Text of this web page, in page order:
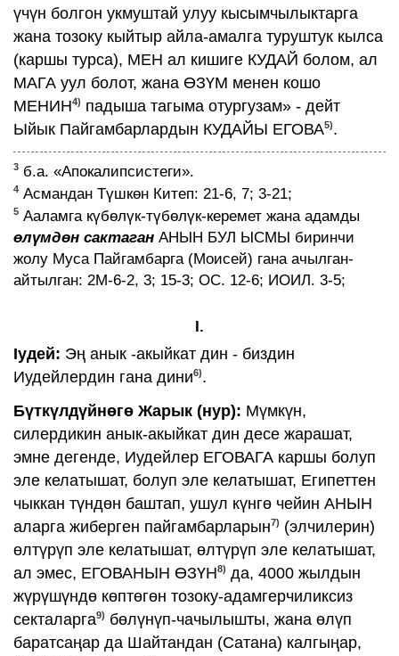
үчүн болгон укмуштай улуу кысымчылыктарга
жана тозоку кыйтыр айла-амалга туруштук кылса
(каршы турса), МЕН ал кишиге КУДАЙ болом, ал
МАГА уул болот, жана ӨЗҮМ менен кошо
МЕНИН4) падыша тагыма отургузам» - дейт
Ыйык Пайгамбарлардын КУДАЙЫ ЕГОВА5).
3 б.а. «Апокалипсистеги».
4 Асмандан Түшкөн Китеп: 21-6, 7; 3-21;
5 Ааламга күбөлүк-түбөлүк-керемет жана адамды
өлүмдөн сактаган АНЫН БУЛ ЫСМЫ биринчи
жолу Муса Пайгамбарга (Моисей) гана ачылган-
айтылган: 2М-6-2, 3; 15-3; ОС. 12-6; ИОИЛ. 3-5;
I.
Iудей: Эң анык -акыйкат дин - биздин
Иудейлердин гана дини6).
Бүткүлдүйнөгө Жарык (нур): Мүмкүн,
силердикин анык-акыйкат дин десе жарашат,
эмне дегенде, Иудейлер ЕГОВАГА каршы болуп
эле келатышат, болуп эле келатышат, Египеттен
чыккан түндөн баштап, ушул күнгө чейин АНЫН
аларга жиберген пайгамбарларын7) (элчилерин)
өлтүрүп эле келатышат, өлтүрүп эле келатышат,
ал эмес, ЕГОВАНЫН ӨЗҮН8) да, 4000 жылдын
жүрүшүндө көптөгөн тозоку-адамгерчиликсиз
секталарга9) бөлүнүп-чачылышты, жана өлүп
баратсаңар да Шайтандан (Сатана) калгыңар,